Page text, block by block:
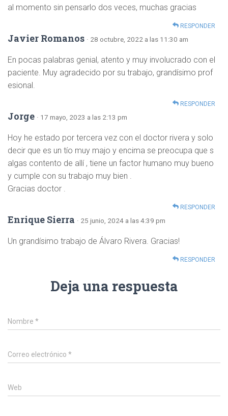
al momento sin pensarlo dos veces, muchas gracias
RESPONDER
Javier Romanos · 28 octubre, 2022 a las 11:30 am
En pocas palabras genial, atento y muy involucrado con el
paciente. Muy agradecido por su trabajo, grandísimo prof
esional.
RESPONDER
Jorge · 17 mayo, 2023 a las 2:13 pm
Hoy he estado por tercera vez con el doctor rivera y solo
decir que es un tío muy majo y encima se preocupa que s
algas contento de allí , tiene un factor humano muy bueno
y cumple con su trabajo muy bien .
Gracias doctor .
RESPONDER
Enrique Sierra · 25 junio, 2024 a las 4:39 pm
Un grandísimo trabajo de Álvaro Rivera. Gracias!
RESPONDER
Deja una respuesta
Nombre *
Correo electrónico *
Web